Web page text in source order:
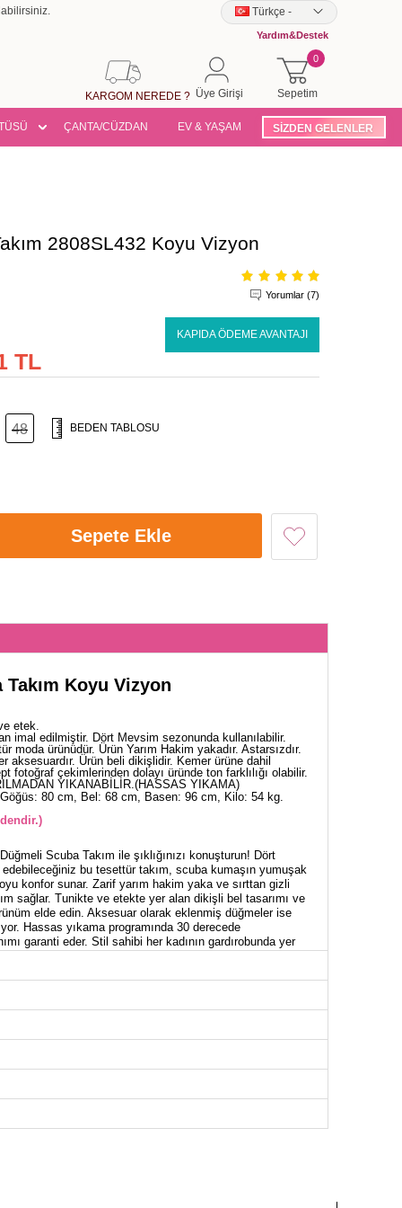
Türkçe -
Yardım&Destek
Sepetim
0
Üye Girişi
KARGOM NEREDE ?
ÇANTA/CÜZDAN EV & YAŞAM SİZDEN GELENLER
2808SL432 Koyu Vizyon
Yorumlar (7)
KAPIDA ÖDEME AVANTAJI
TL
48 BEDEN TABLOSU
Sepete Ekle
Koyu Vizyon
etek.
imal edilmiştir. Dört Mevsim sezonunda kullanılabilir.
moda ürünüdür. Ürün Yarım Hakim yakadır. Astarsızdır.
aksesuardır. Ürün beli dikişlidir. Kemer ürüne dahil
fotoğraf çekimlerinden dolayı üründe ton farklılığı olabilir.
YIKANABİLİR.(HASSAS YIKAMA)
80 cm, Bel: 68 cm, Basen: 96 cm, Kilo: 54 kg.
Scuba Takım ile şıklığınızı konuşturun! Dört
bu tesettür takım, scuba kumaşın yumuşak
konfor sunar. Zarif yarım hakim yaka ve sırttan gizli
sağlar. Tunikte ve etekte yer alan dikişli bel tasarımı ve
elde edin. Aksesuar olarak eklenmiş düğmeler ise
Hassas yıkama programında 30 derecede
garanti eder. Stil sahibi her kadının gardırobunda yer
100 78
66
104 82
66